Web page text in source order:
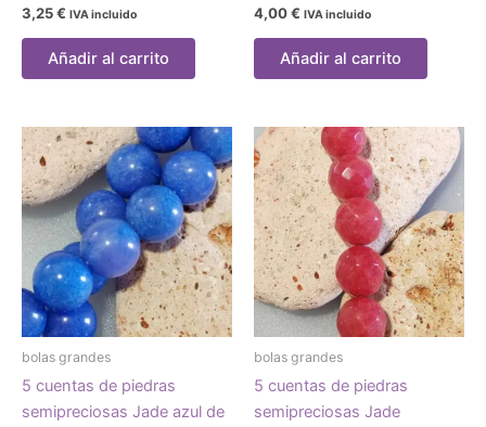
3,25€ IVA incluido
Añadir al carrito
4,00€ IVA incluido
Añadir al carrito
bolas grandes
5 cuentas de piedras
semipreciosas Jade azul de
bolas grandes
5 cuentas de piedras
semipreciosas Jade